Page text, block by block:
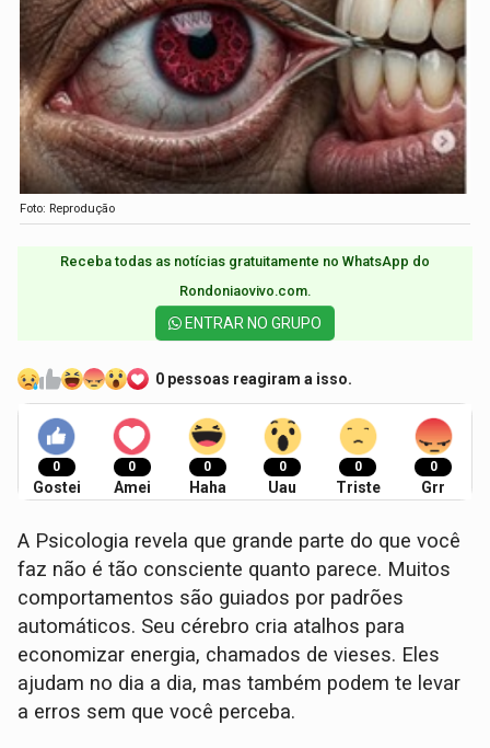
Foto: Reprodução
Receba todas as notícias gratuitamente no WhatsApp do
Rondoniaovivo.com.​
ENTRAR NO GRUPO
0 pessoas reagiram a isso.
0
Gostei
0
Amei
0
Haha
0
Uau
0
Triste
0
Grr
A Psicologia revela que grande parte do que você
faz não é tão consciente quanto parece. Muitos
comportamentos são guiados por padrões
automáticos. Seu cérebro cria atalhos para
economizar energia, chamados de vieses. Eles
ajudam no dia a dia, mas também podem te levar
a erros sem que você perceba.